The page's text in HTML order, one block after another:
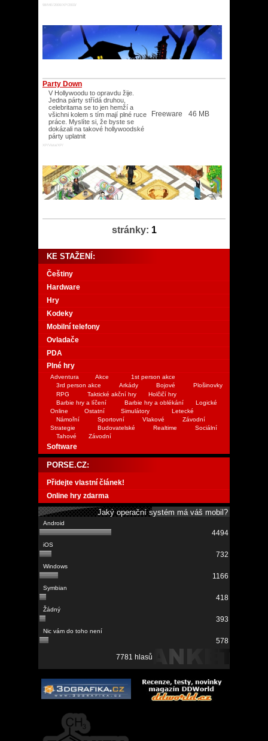
98/ME/2000/XP/2003/
Party Down
V Hollywoodu to opravdu žije.
Jedna párty střídá druhou,
celebritama se to jen hemží a
všichni kolem s tím mají plné ruce
práce. Myslíte si, že byste se
dokázali na takové hollywoodské
párty uplatnit
XP/Vista/XP/
Freeware 46 MB
stránky: 1
KE STAŽENÍ:
Češtiny
Hardware
Hry
Kodeky
Mobilní telefony
Ovladače
PDA
Plné hry
Adventura Akce
1st person akce
3rd person akce
Arkády Bojové
Plošinovky
RPG
Taktické akční hry
Holčičí hry
Barbie hry a líčení
Barbie hry a oblékání
Logické
Online
Ostatní Simulátory
Letecké
Námořní
Sportovní Vlakové
Závodní
Strategie
Budovatelské Realtime
Sociální
Tahové
Závodní
Software
PORSE.CZ:
Přidejte vlastní článek!
Online hry zdarma
Jaký operační systém má váš mobil?
4494
732
1166
418
393
578
7781 hlasů